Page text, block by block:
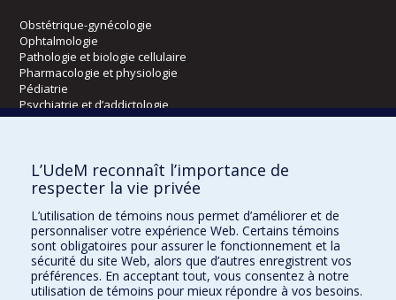
Obstétrique-gynécologie
Ophtalmologie
Pathologie et biologie cellulaire
Pharmacologie et physiologie
Pédiatrie
Psychiatrie et d’addictologie
Radiologie, radio-oncologie et médecine nucléaire
Écoles
Orthophonie et audiologie
Réadaptation
Directions
L’UdeM reconnaît l’importance de
respecter la vie privée
L’utilisation de témoins nous permet d’améliorer et de
personnaliser votre expérience Web. Certains témoins
sont obligatoires pour assurer le fonctionnement et la
sécurité du site Web, alors que d’autres enregistrent vos
préférences. En acceptant tout, vous consentez à notre
utilisation de témoins pour mieux répondre à vos besoins.